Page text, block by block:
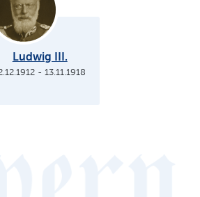
Ludwig III.
-13.11.1918